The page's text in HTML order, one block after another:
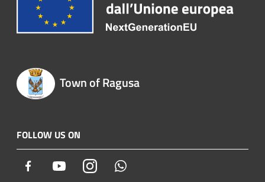
Town of Ragusa
FOLLOW US ON
Facebook YoutubeInstagram